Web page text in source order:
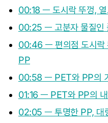
00:18 ㅡ 도시락 뚜껑,
00:25 ㅡ 고분자 물질인
00:46 ㅡ 편의점 도시락
PP
00:58 ㅡ PET와 PP의
01:16 ㅡ PET와 PP의 내
02:05 ㅡ 투명한 PP, 대